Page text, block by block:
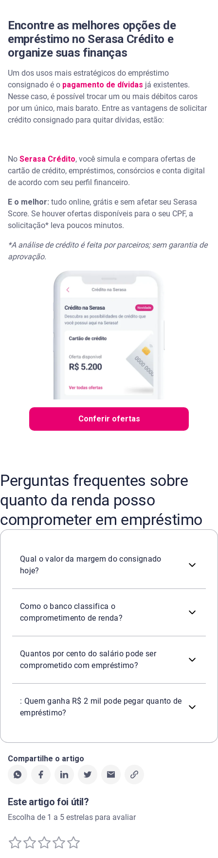
Encontre as melhores opções de
empréstimo no Serasa Crédito e
organize suas finanças
Um dos usos mais estratégicos do empréstimo
consignado é o pagamento de dívidas já existentes.
Nesse caso, é possível trocar um ou mais débitos caros
por um único, mais barato. Entre as vantagens de solicitar
crédito consignado para quitar dívidas, estão:
No Serasa Crédito, você simula e compara ofertas de
cartão de crédito, empréstimos, consórcios e conta digital
de acordo com seu perfil financeiro.
E o melhor: tudo online, grátis e sem afetar seu Serasa
Score. Se houver ofertas disponíveis para o seu CPF, a
solicitação* leva poucos minutos.
*A análise de crédito é feita por parceiros; sem garantia de
aprovação.
Conferir ofertas
Perguntas frequentes sobre
quanto da renda posso
comprometer em empréstimo
Qual o valor da margem do consignado
hoje?
Como o banco classifica o
comprometimento de renda?
Quantos por cento do salário pode ser
comprometido com empréstimo?
: Quem ganha R$ 2 mil pode pegar quanto de
empréstimo?
Compartilhe o artigo
Este artigo foi útil?
Escolha de 1 a 5 estrelas para avaliar